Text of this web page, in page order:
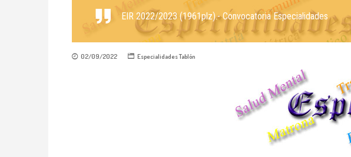
EIR 2022/2023 (1961plz).- Convocatoria Especialidades
02/09/2022 EspecialidadesTablón